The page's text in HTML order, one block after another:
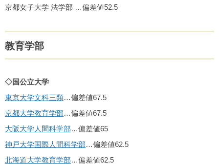
京都女子大学 法学部 …偏差値52.5
教育学部
◇国公立大学
東京大学文科三類…偏差値67.5
京都大学教育学部…偏差値67.5
大阪大学人間科学部…偏差値65
神戸大学国際人間科学部…偏差値62.5
北海道大学教育学部…偏差値62.5